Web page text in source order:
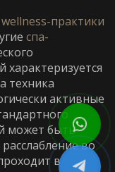
практики
спа-
техника
активные
может быть
во
в